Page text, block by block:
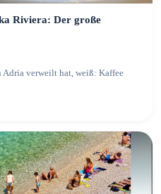
Riviera: Der große
Adria verweilt hat, weiß: Kaffee